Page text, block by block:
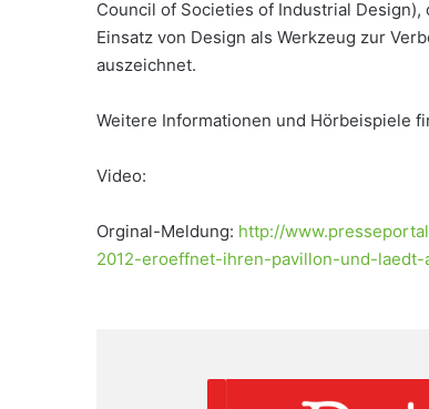
Council of Societies of Industrial
Einsatz von Design als Werkzeug zur
auszeichnet.
Weitere Informationen und Hörbeispiele
Video:
Orginal-Meldung: http://
2012-eroeffnet-ihren-pavillon-und-